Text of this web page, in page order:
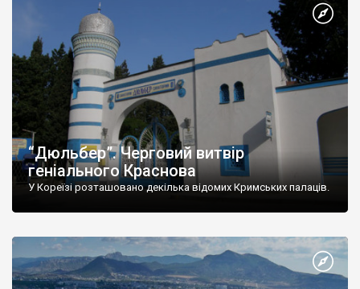
“Дюльбер”. Черговий витвір
геніального Краснова
У Кореїзі розташовано декілька відомих Кримських палаців.